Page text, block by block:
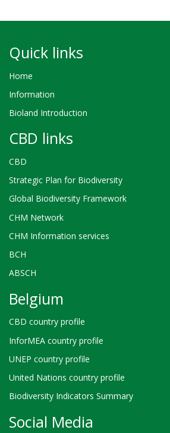
Quick links
Home
Information
Bioland Introduction
CBD links
CBD
Strategic Plan for Biodiversity
Global Biodiversity Framework
CHM Network
CHM Information services
BCH
ABSCH
Belgium
CBD country profile
InforMEA country profile
UNEP country profile
United Nations country profile
Biodiversity Indicators Summary
Social Media